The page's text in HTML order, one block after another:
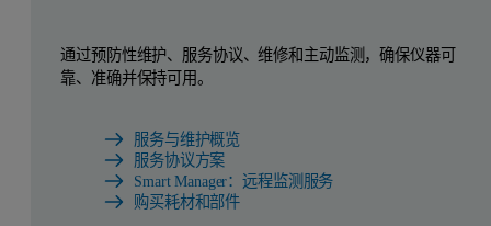
通过预防性维护、服务协议、维修和主动监测，确保仪器可
靠、准确并保持可用。
服务与维护概览
服务协议方案
Smart Manager：远程监测服务
购买耗材和部件